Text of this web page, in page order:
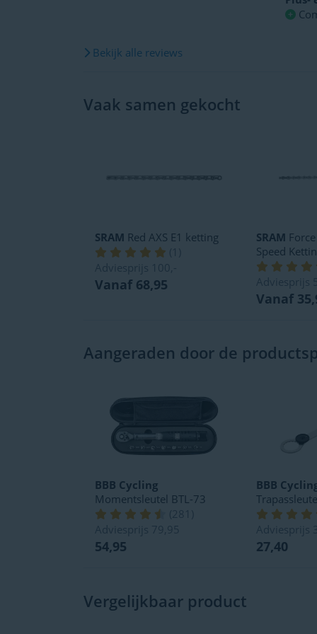
Bekijk alle reviews
Vaak samen gekocht
SRAM Red AXS E1 ketting
(
Adviesprijs
100,-
Vanaf 68,95
SRAM
Speed
Adviesprijs
Vanaf
Aangeraden door de
BBB Cycling
Momentsleutel BTL-73
(281
Adviesprijs 79,95
54,95
BBB
Adviesprijs
27,40
Vergelijkbaar product